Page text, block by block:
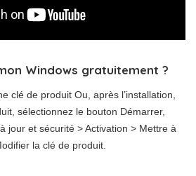
Windows gratuitement ?
clé de produit Ou, après l’installation,
sélectionnez le bouton Démarrer,
jour et sécurité > Activation > Mettre à
la clé de produit.